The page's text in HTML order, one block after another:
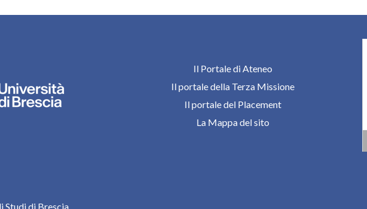
Il Portale di Ateneo
Il portale della Terza Missione
Il portale del Placement
La Mappa del sito
Studi di Brescia